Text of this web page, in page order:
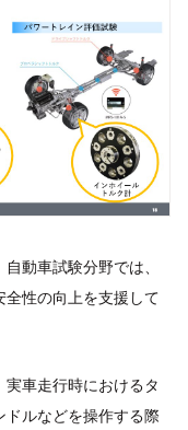
動車試験分野では、
性の向上を支援して
車走行時におけるタ
ルなどを操作する際